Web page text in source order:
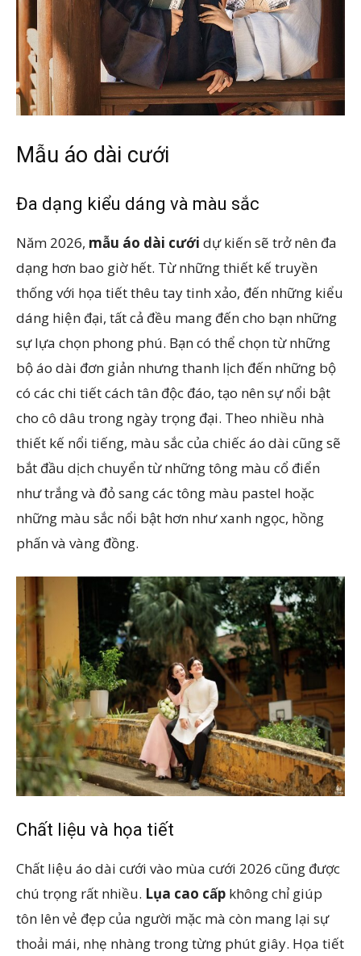
Mẫu áo dài cưới
Đa dạng kiểu dáng và màu sắc
Năm 2026, mẫu áo dài cưới dự kiến sẽ trở nên đa
dạng hơn bao giờ hết. Từ những thiết kế truyền
thống với họa tiết thêu tay tinh xảo, đến những kiểu
dáng hiện đại, tất cả đều mang đến cho bạn những
sự lựa chọn phong phú. Bạn có thể chọn từ những
bộ áo dài đơn giản nhưng thanh lịch đến những bộ
có các chi tiết cách tân độc đáo, tạo nên sự nổi bật
cho cô dâu trong ngày trọng đại. Theo nhiều nhà
thiết kế nổi tiếng, màu sắc của chiếc áo dài cũng sẽ
bắt đầu dịch chuyển từ những tông màu cổ điển
như trắng và đỏ sang các tông màu pastel hoặc
những màu sắc nổi bật hơn như xanh ngọc, hồng
phấn và vàng đồng.
Chất liệu và họa tiết
Chất liệu áo dài cưới vào mùa cưới 2026 cũng được
chú trọng rất nhiều. Lụa cao cấp không chỉ giúp
tôn lên vẻ đẹp của người mặc mà còn mang lại sự
thoải mái, nhẹ nhàng trong từng phút giây. Họa tiết